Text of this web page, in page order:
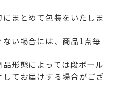
にまとめて包装をいたしま
い場合には、商品1点毎
品形態によっては段ボール
てお届けする場合がござ